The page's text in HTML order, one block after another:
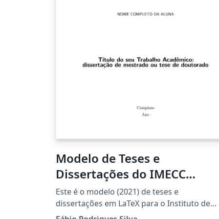
atualização 14/abril/2026. Observação: o
Modelo de Teses e
Dissertações do IMECC
UNICAMP
Este é o modelo (2021) de teses e
dissertações em LaTeX para o Instituto de
Matemática, Estatística e Computação